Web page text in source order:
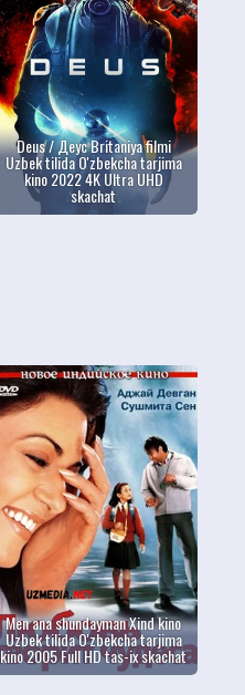
Deus / Деус Britaniya filmi
Uzbek tilida O'zbekcha tarjima
kino 2022 4K Ultra UHD
skachat
Men ana shundayman Xind kino
Uzbek tilida O'zbekcha tarjima
kino 2005 Full HD tas-ix skachat